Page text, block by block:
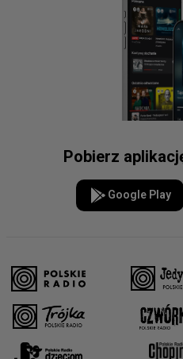
Pobierz
Google Play